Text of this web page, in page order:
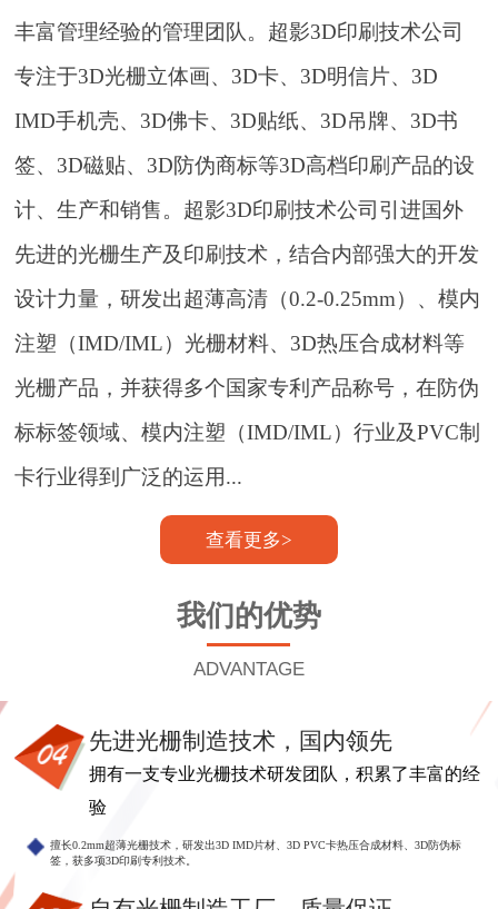
丰富管理经验的管理团队。超影3D印刷技术公司
专注于3D光栅立体画、3D卡、3D明信片、3D
IMD手机壳、3D佛卡、3D贴纸、3D吊牌、3D书
签、3D磁贴、3D防伪商标等3D高档印刷产品的设
计、生产和销售。超影3D印刷技术公司引进国外
先进的光栅生产及印刷技术，结合内部强大的开发
设计力量，研发出超薄高清（0.2-0.25mm）、模内
注塑（IMD/IML）光栅材料、3D热压合成材料等
光栅产品，并获得多个国家专利产品称号，在防伪
标标签领域、模内注塑（IMD/IML）行业及PVC制
卡行业得到广泛的运用...
查看更多>
我们的优势
ADVANTAGE
先进光栅制造技术，国内领先
拥有一支专业光栅技术研发团队，积累了丰富的经
验
擅长0.2mm超薄光栅技术，研发出3D IMD片材、3D PVC卡热压合成材料、3D防伪标
签，获多项3D印刷专利技术。